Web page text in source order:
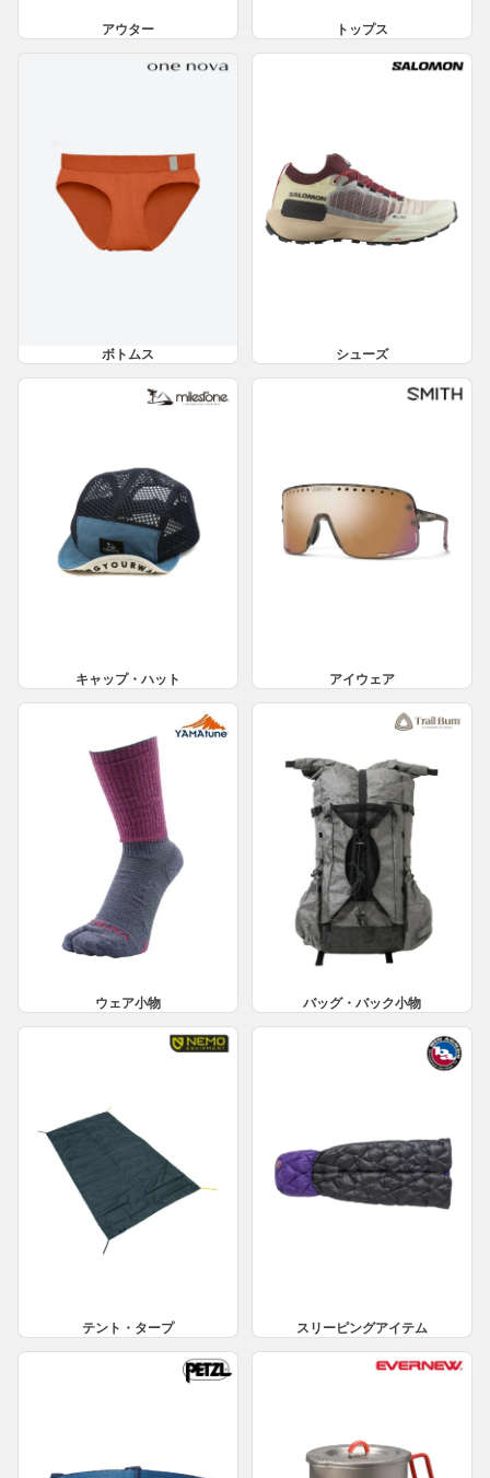
アウター トップス
ボトムス シューズ
キャップ・ハット
キャップ・ハット
アイウェア
アイウェア
ウェア小物
ウェア小物
バッグ・バック小物
バッグ・バック小物
テント・タープ
テント・タープ
スリーピングアイテム
スリーピングアイテム
ライト・ランタン クッカー・ポット